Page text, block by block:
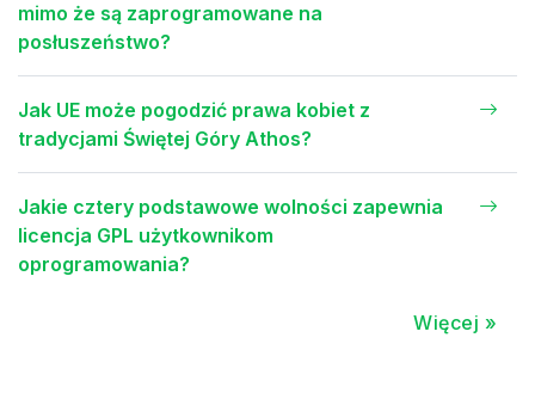
mimo że są zaprogramowane na
posłuszeństwo?
Jak UE może pogodzić prawa kobiet z
tradycjami Świętej Góry Athos?
Jakie cztery podstawowe wolności zapewnia
licencja GPL użytkownikom
oprogramowania?
Więcej »